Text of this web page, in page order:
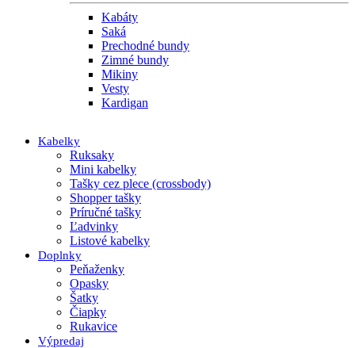
Kabáty
Saká
Prechodné bundy
Zimné bundy
Mikiny
Vesty
Kardigan
Kabelky
Ruksaky
Mini kabelky
Tašky cez plece (crossbody)
Shopper tašky
Príručné tašky
Ľadvinky
Listové kabelky
Doplnky
Peňaženky
Opasky
Šatky
Čiapky
Rukavice
Výpredaj